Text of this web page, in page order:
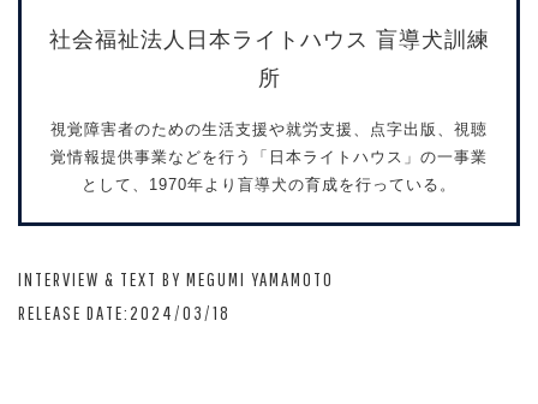
社会福祉法人日本ライトハウス 盲導犬訓練
所
視覚障害者のための生活支援や就労支援、点字出版、視聴
覚情報提供事業などを行う「日本ライトハウス」の一事業
として、1970年より盲導犬の育成を行っている。
INTERVIEW & TEXT BY MEGUMI YAMAMOTO
RELEASE DATE:2024/03/18